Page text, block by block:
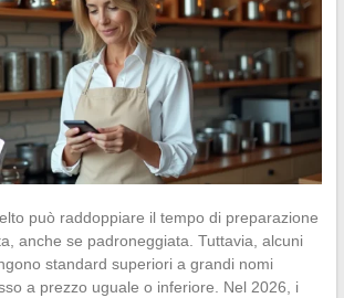
può raddoppiare il tempo di preparazione
anche se padroneggiata. Tuttavia, alcuni
standard superiori a grandi nomi
a prezzo uguale o inferiore. Nel 2026, i